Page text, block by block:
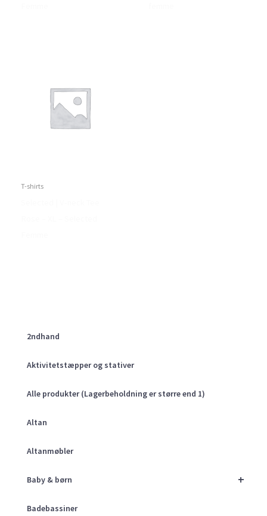
2ndhand
Aktivitetstæpper og stativer
Alle produkter (Lagerbeholdning er større end 1)
Altan
Altanmøbler
+
Baby & børn
Badebassiner
T-shirts